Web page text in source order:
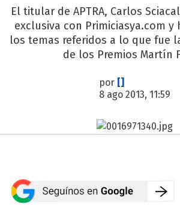
El titular de APTRA, Carlos
exclusiva con Primiciasya.com
los temas referidos a lo que fue
de los Premios Martín
por []
8 ago 2013, 11:59